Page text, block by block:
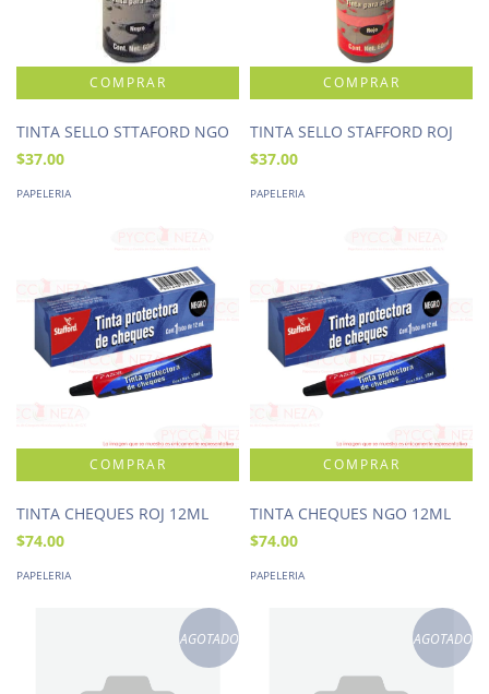
TINTA SELLO STTAFORD NGO
$37.00
PAPELERIA
TINTA SELLO STAFFORD ROJ
$37.00
PAPELERIA
TINTA CHEQUES ROJ 12ML
$74.00
PAPELERIA
TINTA CHEQUES NGO 12ML
$74.00
PAPELERIA
AGOTADO AGOTADO